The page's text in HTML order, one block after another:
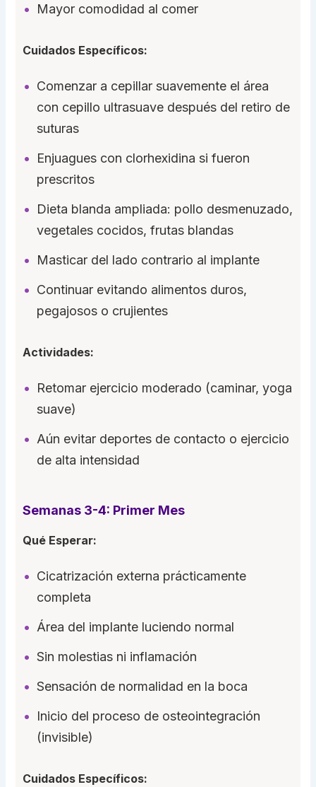
Mayor comodidad al comer
Cuidados Específicos:
Comenzar a cepillar suavemente el área
con cepillo ultrasuave después del retiro de
suturas
Enjuagues con clorhexidina si fueron
prescritos
Dieta blanda ampliada: pollo desmenuzado,
vegetales cocidos, frutas blandas
Masticar del lado contrario al implante
Continuar evitando alimentos duros,
pegajosos o crujientes
Actividades:
Retomar ejercicio moderado (caminar, yoga
suave)
Aún evitar deportes de contacto o ejercicio
de alta intensidad
Semanas 3-4: Primer Mes
Qué Esperar:
Cicatrización externa prácticamente
completa
Área del implante luciendo normal
Sin molestias ni inflamación
Sensación de normalidad en la boca
Inicio del proceso de osteointegración
(invisible)
Cuidados Específicos: